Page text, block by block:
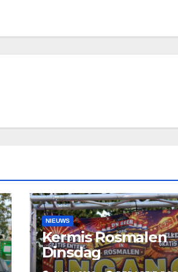
NIEUWS
Kermis Rosmalen
Dinsdag